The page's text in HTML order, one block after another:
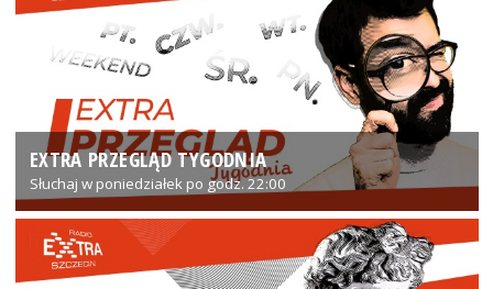
EXTRA PRZEGLĄD TYGODNIA
Słuchaj w poniedziałek po godz. 22:00